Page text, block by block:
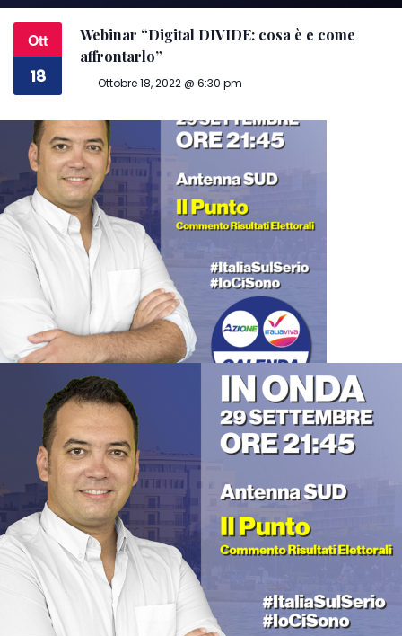
Ott
18
Webinar “Digital DIVIDE: cosa è e come
affrontarlo”
Ottobre 18, 2022 @ 6:30 pm